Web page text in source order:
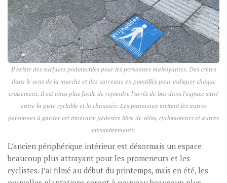
Il existe des surfaces podotactiles pour les personnes malvoyantes. Des crêtes
dans le sens de la marche et des carreaux en pointillés pour indiquer chaque
croisement. Il est ainsi plus facile de rejoindre l’arrêt de bus dans l’espace situé
entre la piste cyclable et la chaussée. Les panneaux invitent les autres
personnes à garder cet itinéraire pédestre libre de vélos, cyclomoteurs et autres
encombrements.
L’ancien périphérique intérieur est désormais un espace
beaucoup plus attrayant pour les promeneurs et les
cyclistes. J’ai filmé au début du printemps, mais en été, les